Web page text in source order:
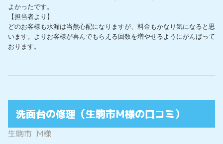
よかったです。
【担当者より】
どのお客様も水漏は当然心配になりますが、料金もかなり気になると思
います。よりお客様が喜んでもらえる回数を増やせるようにがんばって
おります。
洗面台の修理（生駒市M様の口コミ）
生駒市 M様